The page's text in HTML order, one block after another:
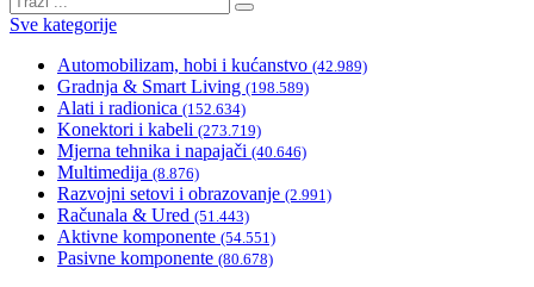
Sve kategorije
Automobilizam, hobi i kućanstvo (42.989)
Gradnja & Smart Living (198.589)
Alati i radionica (152.634)
Konektori i kabeli (273.719)
Mjerna tehnika i napajači (40.646)
Multimedija (8.876)
Razvojni setovi i obrazovanje (2.991)
Računala & Ured (51.443)
Aktivne komponente (54.551)
Pasivne komponente (80.678)